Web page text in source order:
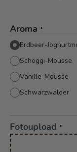
Aroma *
Erdbeer-
Schoggi-Mousse
Vanille-Mousse
Schwarzwälder
Fotoupload *